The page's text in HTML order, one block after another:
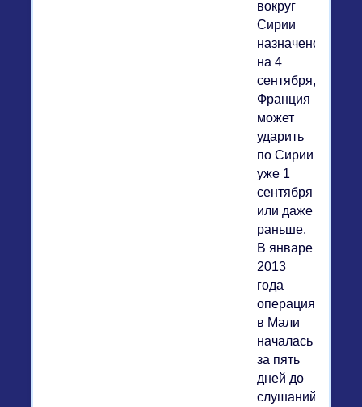
вокруг
Сирии
назначено
на 4
сентября,
Франция
может
ударить
по Сирии
уже 1
сентября
или даже
раньше.
В январе
2013
года
операция
в Мали
началась
за пять
дней до
слушаний